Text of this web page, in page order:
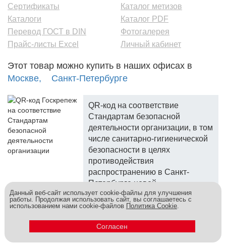
Сертификаты
Каталоги
Перевод ГОСТ в DIN
Прайс-листы Excel
Каталог метизов
Каталог PDF
Фотогалерея
Личный кабинет
Этот товар можно купить в наших офисах в
Москве,
Санкт-Петербурге
QR-код на соответствие
Стандартам безопасной
деятельности организации, в том
числе санитарно-гигиенической
безопасности в целях
противодействия
распространению в Санкт-
Петербурге новой
коронавирусной инфекции.
Метизы и крепеж оптом - это к нам! © 2026
Данный веб-сайт использует cookie-файлы для улучшения
работы. Продолжая использовать сайт, вы соглашаетесь с
использованием нами cookie-файлов Политика Cookie.
Согласен